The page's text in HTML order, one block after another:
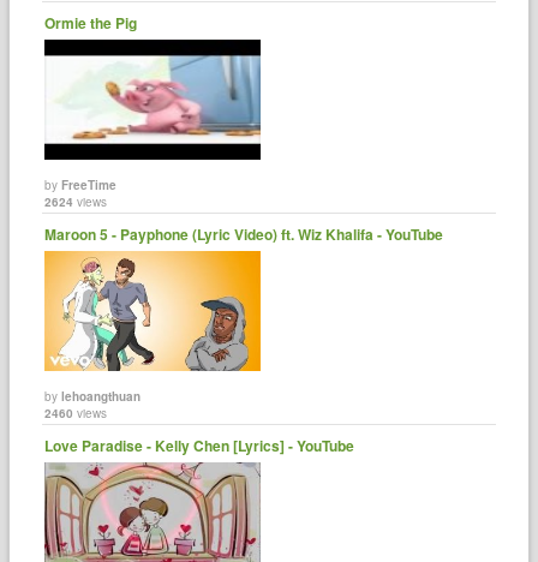
Ormie the Pig
byFreeTime
2624 views
Maroon 5 - Payphone (Lyric Video) ft. Wiz Khalifa - YouTube
bylehoangthuan
2460 views
Love Paradise - Kelly Chen [Lyrics] - YouTube